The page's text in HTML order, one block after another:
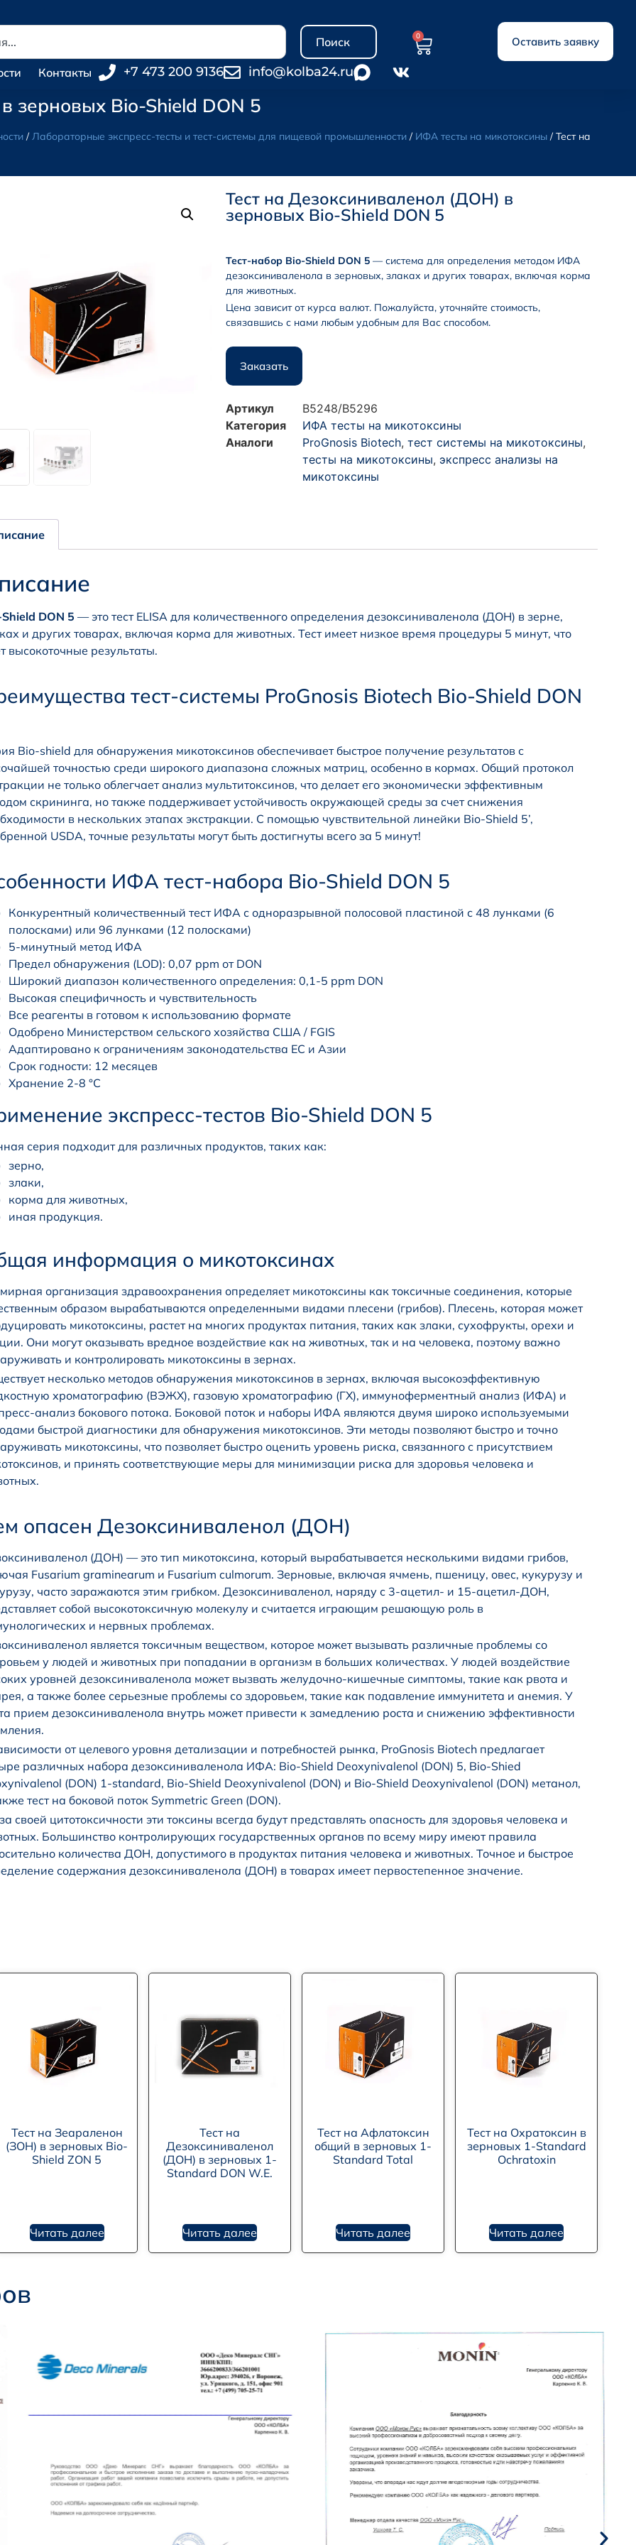
Поиск 0 Оставить заявку
Контакты +7 473 200 9136 info@kolba24.ru
зерновых Bio-Shield DON 5
/Лабораторные экспресс-тесты и тест-системы для пищевой промышленности / ИФА тесты на микотоксины / Тест на
Тест на Дезоксиниваленол (ДОН) в
зерновых Bio-Shield DON 5
Тест-набор Bio-Shield DON 5 — система для определения методом ИФА
дезоксиниваленола в зерновых, злаках и других товарах, включая корма
для животных.
Цена зависит от курса валют. Пожалуйста, уточняйте стоимость,
связавшись с нами любым удобным для Вас способом.
Заказать
Артикул
B5248/B5296
Категория
ИФА тесты на микотоксины
Аналоги
ProGnosis Biotech, тест системы на микотоксины,
тесты на микотоксины, экспресс анализы на
микотоксины
DON 5 — это тест ELISA для количественного определения дезоксиниваленола (ДОН) в зерне,
и других товарах, включая корма для животных. Тест имеет низкое время процедуры 5 минут, что
высокоточные результаты.
тест-системы ProGnosis Biotech Bio-Shield DON
Bio-shield для обнаружения микотоксинов обеспечивает быстрое получение результатов с
точностью среди широкого диапазона сложных матриц, особенно в кормах. Общий протокол
не только облегчает анализ мультитоксинов, что делает его экономически эффективным
скрининга, но также поддерживает устойчивость окружающей среды за счет снижения
в нескольких этапах экстракции. С помощью чувствительной линейки Bio-Shield 5’,
USDA, точные результаты могут быть достигнуты всего за 5 минут!
ИФА тест-набора Bio-Shield DON 5
Конкурентный количественный тест ИФА с одноразрывной полосовой пластиной с 48 лунками (6
полосками) или 96 лунками (12 полосками)
5-минутный метод ИФА
Предел обнаружения (LOD): 0,07 ppm от DON
Широкий диапазон количественного определения: 0,1-5 ppm DON
Высокая специфичность и чувствительность
Все реагенты в готовом к использованию формате
Одобрено Министерством сельского хозяйства США / FGIS
Адаптировано к ограничениям законодательства ЕС и Азии
Срок годности: 12 месяцев
Хранение 2-8 °C
экспресс-тестов Bio-Shield DON 5
серия подходит для различных продуктов, таких как:
зерно,
злаки,
корма для животных,
иная продукция.
информация о микотоксинах
организация здравоохранения определяет микотоксины как токсичные соединения, которые
образом вырабатываются определенными видами плесени (грибов). Плесень, которая может
микотоксины, растет на многих продуктах питания, таких как злаки, сухофрукты, орехи и
Они могут оказывать вредное воздействие как на животных, так и на человека, поэтому важно
и контролировать микотоксины в зернах.
несколько методов обнаружения микотоксинов в зернах, включая высокоэффективную
хроматографию (ВЭЖХ), газовую хроматографию (ГХ), иммуноферментный анализ (ИФА) и
анализ бокового потока. Боковой поток и наборы ИФА являются двумя широко используемыми
быстрой диагностики для обнаружения микотоксинов. Эти методы позволяют быстро и точно
микотоксины, что позволяет быстро оценить уровень риска, связанного с присутствием
и принять соответствующие меры для минимизации риска для здоровья человека и
опасен Дезоксиниваленол (ДОН)
(ДОН) — это тип микотоксина, который вырабатывается несколькими видами грибов,
Fusarium graminearum и Fusarium culmorum. Зерновые, включая ячмень, пшеницу, овес, кукурузу и
часто заражаются этим грибком. Дезоксиниваленол, наряду с 3-ацетил- и 15-ацетил-ДОН,
собой высокотоксичную молекулу и считается играющим решающую роль в
и нервных проблемах.
является токсичным веществом, которое может вызывать различные проблемы со
у людей и животных при попадании в организм в больших количествах. У людей воздействие
уровней дезоксиниваленола может вызвать желудочно-кишечные симптомы, такие как рвота и
а также более серьезные проблемы со здоровьем, такие как подавление иммунитета и анемия. У
прием дезоксиниваленола внутрь может привести к замедлению роста и снижению эффективности
от целевого уровня детализации и потребностей рынка, ProGnosis Biotech предлагает
различных набора дезоксиниваленола ИФА: Bio-Shield Deoxynivalenol (DON) 5, Bio-Shied
(DON) 1-standard, Bio-Shield Deoxynivalenol (DON) и Bio-Shield Deoxynivalenol (DON) метанол,
тест на боковой поток Symmetric Green (DON).
своей цитотоксичности эти токсины всегда будут представлять опасность для здоровья человека и
Большинство контролирующих государственных органов по всему миру имеют правила
количества ДОН, допустимого в продуктах питания человека и животных. Точное и быстрое
содержания дезоксиниваленола (ДОН) в товарах имеет первостепенное значение.
Тест на Зеараленон
(ЗОН) в зерновых Bio-
Shield ZON 5
Читать далее
Тест на
Дезоксиниваленол
(ДОН) в зерновых 1-
Standard DON W.E.
Читать далее
Тест на Афлатоксин
общий в зерновых 1-
Standard Total
Читать далее
Тест на Охратоксин в
зерновых 1-Standard
Ochratoxin
Читать далее